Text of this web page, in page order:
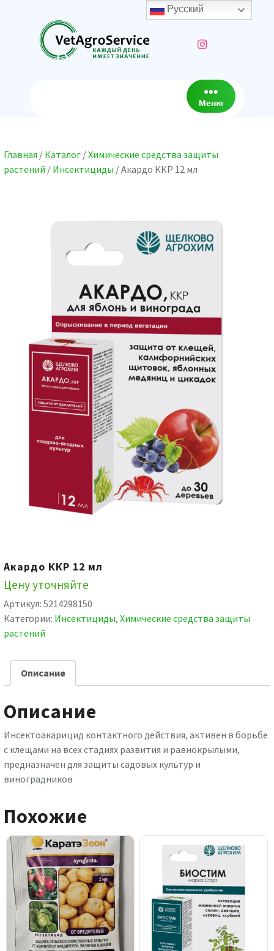
содержимому
Меню
Главная / Каталог /Химические средства защиты
растений / Инсектициды / Акардо ККР 12 мл
Акардо ККР 12 мл
Цену уточняйте
Артикул: 5214298150
Категории: Инсектициды, Химические средства защиты
растений
Описание
Описание
Инсектоакарицид контактного действия, активен в борьбе
с клещами на всех стадиях развития и равнокрылыми,
предназначен для защиты садовых культур и
виноградников
Похожие
Русский